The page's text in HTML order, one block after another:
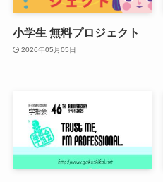
小学生 無料プロジェクト
2026年05月05日